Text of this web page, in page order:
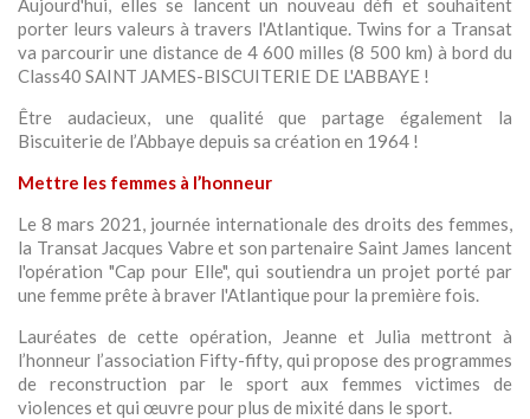
Aujourd'hui, elles se lancent un nouveau défi et souhaitent
porter leurs valeurs à travers l'Atlantique. Twins for a Transat
va parcourir une distance de 4 600 milles (8 500 km) à bord du
Class40 SAINT JAMES-BISCUITERIE DE L'ABBAYE !
Être audacieux, une qualité que partage également la
Biscuiterie de l’Abbaye depuis sa création en 1964 !
Mettre les femmes à l’honneur
Le 8 mars 2021, journée internationale des droits des femmes,
la Transat Jacques Vabre et son partenaire Saint James lancent
l'opération "Cap pour Elle", qui soutiendra un projet porté par
une femme prête à braver l'Atlantique pour la première fois.
Lauréates de cette opération, Jeanne et Julia mettront à
l’honneur l’association Fifty-fifty, qui propose des programmes
de reconstruction par le sport aux femmes victimes de
violences et qui œuvre pour plus de mixité dans le sport.